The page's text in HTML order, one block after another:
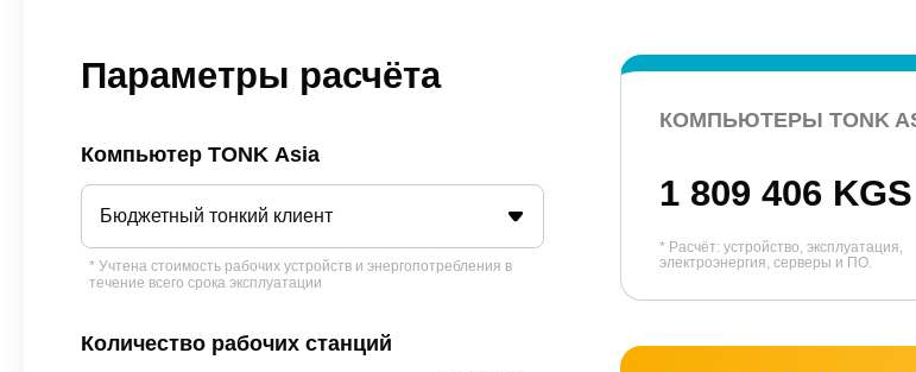
Параметры расчёта
Компьютер TONK Asia
Бюджетный тонкий клиент
* Учтена стоимость рабочих устройств и энергопотребления в
течение всего срока эксплуатации
Количество рабочих станций
КОМПЬЮТЕРЫ TONK
1 809 406 KGS
* Расчёт: устройство, эксплуатация,
электроэнергия, серверы и ПО.